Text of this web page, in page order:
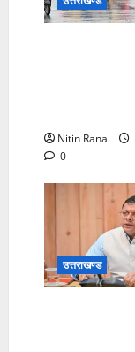
Nitin Rana
0
उत्तराखण्ड